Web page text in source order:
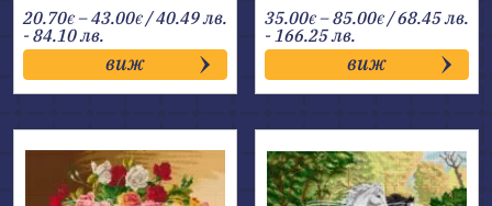
20.70€ –43.00€Price
range:
20.70€
through
43.00€
/ 40.49 лв.
- 84.10 лв.
виж
35.00€ –85.00€Price
range:
35.00€
through
85.00€
/ 68.45 лв.
- 166.25 лв.
виж